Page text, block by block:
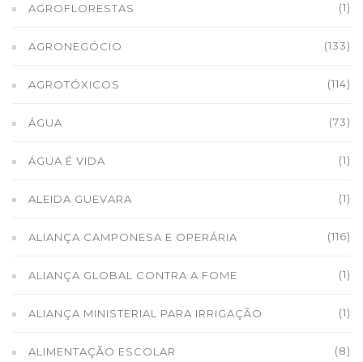
AGROFLORESTAS (1)
AGRONEGÓCIO (133)
AGROTÓXICOS (114)
ÁGUA (73)
ÁGUA É VIDA (1)
ALEIDA GUEVARA (1)
ALIANÇA CAMPONESA E OPERÁRIA (116)
ALIANÇA GLOBAL CONTRA A FOME (1)
ALIANÇA MINISTERIAL PARA IRRIGAÇÃO (1)
ALIMENTAÇÃO ESCOLAR (8)